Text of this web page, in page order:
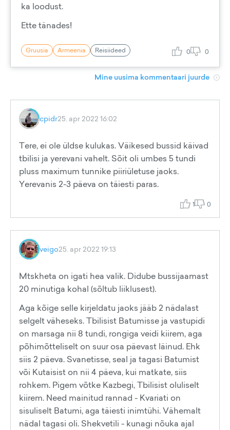
ka loodust.
Ette tänades!
Gruusia Armeenia Reisiideed 0 0
Mine uusima kommentaari juurde
cpidr25. apr 2022 16:02
Tere, ei ole üldse kulukas. Väikesed bussid käivad
tbilisi ja yerevani vahelt. Sõit oli umbes 5 tundi
pluss maximum tunnike piiriületuse jaoks.
Yerevanis 2-3 päeva on täiesti paras.
1 0
veigo25. apr 2022 19:13
Mtskheta on igati hea valik. Didube bussijaamast
20 minutiga kohal (sõltub liiklusest).
Aga kõige selle kirjeldatu jaoks jääb 2 nädalast
selgelt väheseks. Tbilisist Batumisse ja vastupidi
on marsaga nii 8 tundi, rongiga veidi kiirem, aga
põhimõtteliselt on suur osa päevast läinud. Ehk
siis 2 päeva. Svanetisse, seal ja tagasi Batumist
või Kutaisist on nii 4 päeva, kui matkate, siis
rohkem. Pigem võtke Kazbegi, Tbilisist oluliselt
kiirem. Need mainitud rannad - Kvariati on
sisuliselt Batumi, aga täiesti inimtühi. Vähemalt
nädal tagasi oli. Shekvetili - kunagi nõuka ajal